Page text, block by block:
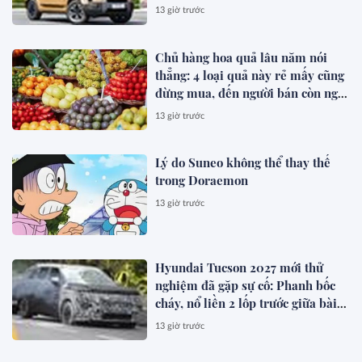
chạy thuần điện hơn 150 km, dự
13 giờ trước
Chủ hàng hoa quả lâu năm nói
thẳng: 4 loại quả này rẻ mấy cũng
đừng mua, đến người bán còn ngại
ăn
13 giờ trước
Lý do Suneo không thể thay thế
trong Doraemon
13 giờ trước
Hyundai Tucson 2027 mới thử
nghiệm đã gặp sự cố: Phanh bốc
cháy, nổ liền 2 lốp trước giữa bài
test khắc nghiệt
13 giờ trước